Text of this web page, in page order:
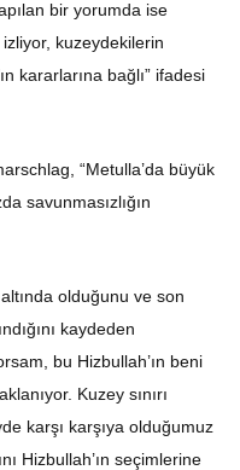
bir yorumda ise
kuzeydekilerin
kararlarına bağlı” ifadesi
“Metulla’da büyük
savunmasızlığın
olduğunu ve son
kaydeden
bu Hizbullah’ın beni
Kuzey sınırı
karşı karşıya olduğumuz
Hizbullah’ın seçimlerine